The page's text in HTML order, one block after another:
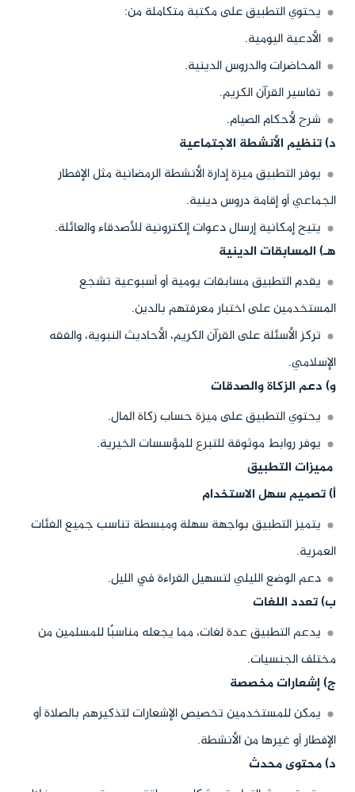
يحتوي التطبيق على مكتبة متكاملة من:
الأدعية اليومية.
المحاضرات والدروس الدينية.
تفاسير القرآن الكريم.
شرح لأحكام الصيام.
د) تنظيم الأنشطة الاجتماعية
يوفر التطبيق ميزة إدارة الأنشطة الرمضانية مثل الإفطار
الجماعي أو إقامة دروس دينية.
يتيح إمكانية إرسال دعوات إلكترونية للأصدقاء والعائلة.
هـ) المسابقات الدينية
يقدم التطبيق مسابقات يومية أو أسبوعية تشجع
المستخدمين على اختبار معرفتهم بالدين.
تركز الأسئلة على القرآن الكريم، الأحاديث النبوية، والفقه
الإسلامي.
و) دعم الزكاة والصدقات
يحتوي التطبيق على ميزة حساب زكاة المال.
يوفر روابط موثوقة للتبرع للمؤسسات الخيرية.
مميزات التطبيق
أ) تصميم سهل الاستخدام
يتميز التطبيق بواجهة سهلة ومبسطة تناسب جميع الفئات
العمرية.
دعم الوضع الليلي لتسهيل القراءة في الليل.
ب) تعدد اللغات
يدعم التطبيق عدة لغات، مما يجعله مناسبًا للمسلمين من
مختلف الجنسيات.
ج) إشعارات مخصصة
يمكن للمستخدمين تخصيص الإشعارات لتذكيرهم بالصلاة أو
الإفطار أو غيرها من الأنشطة.
د) محتوى محدث